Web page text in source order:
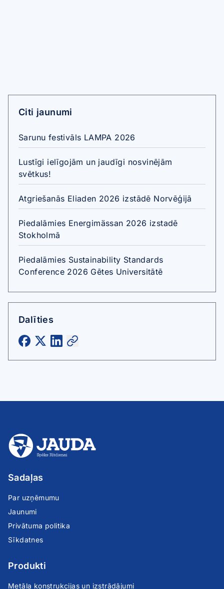
Citi jaunumi
Sarunu festivāls LAMPA 2026
Lustīgi ielīgojām un jaudīgi nosvinējām
svētkus!
Atgriešanās Eliaden 2026 izstādē Norvēģijā
Piedalāmies Energimässan 2026 izstadē
Stokholmā
Piedalāmies Sustainability Standards
Conference 2026 Gētes Universitātē
Dalīties
Sadaļas
Par uzņēmumu
Jaunumi
Privātuma politika
Sīkdatnes
Produkti
Metāla konstrukcijas un izstrādājumi